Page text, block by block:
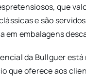
que
e são
em embalagens
da Bullguer está
que oferece aos